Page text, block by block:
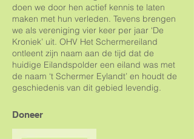
doen we door hen actief kennis te laten
maken met hun verleden. Tevens brengen
we als vereniging vier keer per jaar ‘De
Kroniek’ uit. OHV Het Schermereiland
ontleent zijn naam aan de tijd dat de
huidige Eilandspolder een eiland was met
de naam ‘t Schermer Eylandt’ en houdt de
geschiedenis van dit gebied levendig.
Doneer